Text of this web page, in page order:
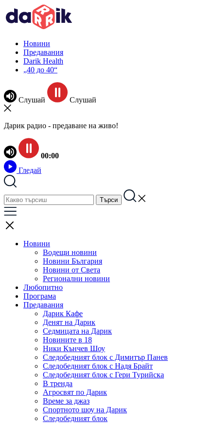
Новини
Предавания
Darik Health
„40 до 40“
Слушай Слушай
Дарик радио - предаване на живо!
00:00
Гледай
Новини
Водещи новини
Новини България
Новини от Света
Регионални новини
Любопитно
Програма
Предавания
Дарик Кафе
Денят на Дарик
Седмицата на Дарик
Новините в 18
Ники Кънчев Шоу
Следобедният блок с Димитър Панев
Следобедният блок с Надя Брайт
Следобедният блок с Гери Турийска
В тренда
Агросвят по Дарик
Време за джаз
Спортното шоу на Дарик
Следобедният блок